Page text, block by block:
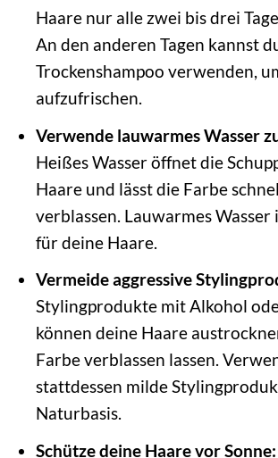
Haare nur alle zwei bis drei
An den anderen Tagen kannst
Trockenshampoo verwenden,
aufzufrischen.
Verwende lauwarmes Wasser
Heißes Wasser öffnet die
Haare und lässt die Farbe
verblassen. Lauwarmes
für deine Haare.
Vermeide aggressive
Stylingprodukte mit Alkohol
können deine Haare
Farbe verblassen lassen.
stattdessen milde
Naturbasis.
Schütze deine Haare vor Sonne: